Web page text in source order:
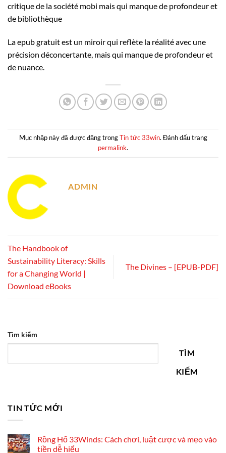
critique de la société mobi mais qui manque de profondeur et
de bibliothèque
La epub gratuit est un miroir qui reflète la réalité avec une
précision déconcertante, mais qui manque de profondeur et
de nuance.
Mục nhập này đã được đăng trongTin tức 33win. Đánh dấu trang
permalink.
ADMIN
The Handbook of
Sustainability Literacy: Skills
for a Changing World |
Download eBooks
The Divines – [EPUB-PDF]
Tìm kiếm
TÌM
KIẾM
TIN TỨC MỚI
Rồng Hổ 33Winds: Cách chơi, luật cược và mẹo vào
tiền dễ hiểu